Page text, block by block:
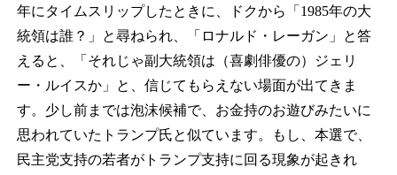
年にタイムスリップしたときに、ドクから「1985年の大
統領は誰？」と尋ねられ、「ロナルド・レーガン」と答
えると、「それじゃ副大統領は（喜劇俳優の）ジェリ
ー・ルイスか」と、信じてもらえない場面が出てきま
す。少し前までは泡沫候補で、お金持のお遊びみたいに
思われていたトランプ氏と似ています。もし、本選で、
民主党支持の若者がトランプ支持に回る現象が起きれ